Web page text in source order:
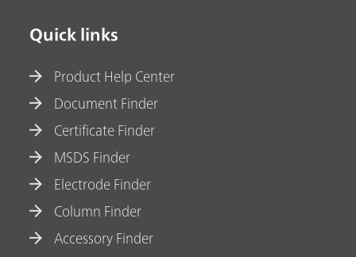
Quick links
Product Help Center
Document Finder
Certificate Finder
MSDS Finder
Electrode Finder
Column Finder
Accessory Finder